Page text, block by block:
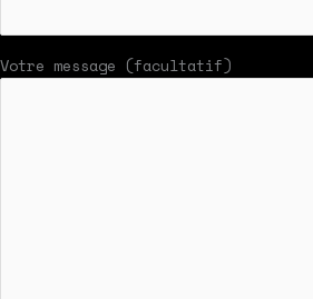
Votre message (facultatif)